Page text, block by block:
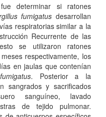
determinar si ratones
fumigatusdesarrollan
respiratorias similar a la
Recurrente de las
se utilizaron ratones
respectivamente, los
en jaulas que contenían
. Posterior a la
sangrados y sacrificados
sanguíneo, lavado
de tejido pulmonar.